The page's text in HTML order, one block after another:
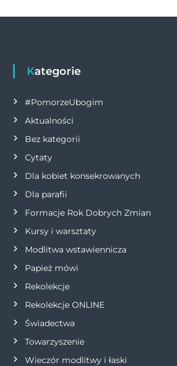
k
w
g
a
c
j
a
w
p
i
s
u
Kategorie
#PomorzeUbogim
Aktualności
Bez kategorii
Cytaty
Dla kobiet konsekrowanych
Dla parafii
Formacje Rok Dobrych Zmian
Kursy i warsztaty
Modlitwa wstawiennicza
Papież mówi
Rekolekcje
Rekolekcje ONLINE
Świadectwa
Towarzyszenie
Wieczór modlitwy i łaski